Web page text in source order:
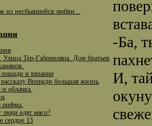
из несбывшейся любви...
Улица Тер-Габриеляна. Дом братьев
и вязание
Впереди большая жизнь
облачка.
рифма.
едят мясо?
сердце 13
-Ба,
И,